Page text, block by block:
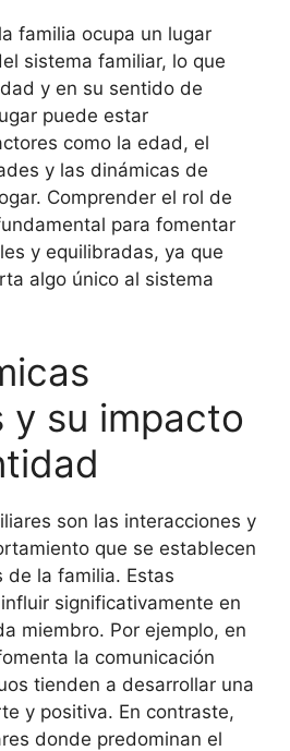
familia ocupa un lugar
sistema familiar, lo que
y en su sentido de
puede estar
como la edad, el
y las dinámicas de
Comprender el rol de
para fomentar
y equilibradas, ya que
algo único al sistema
y su impacto
son las interacciones y
que se establecen
de la familia. Estas
significativamente en
miembro. Por ejemplo, en
la comunicación
tienden a desarrollar una
y positiva. En contraste,
donde predominan el